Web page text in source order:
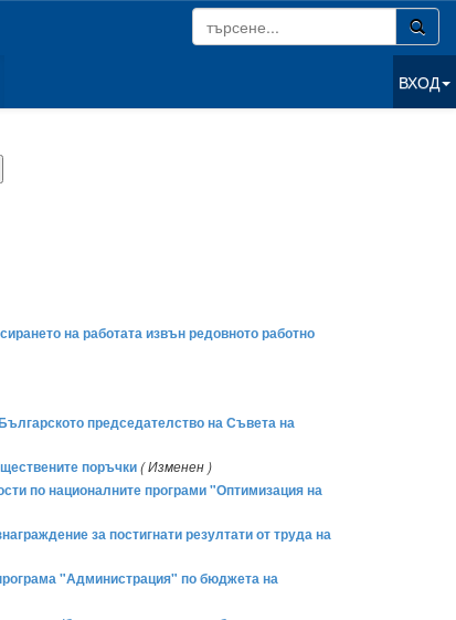
ВХОД
на работата извън редовното работно
председателство на Съвета на
поръчки( Изменен )
по националните програми "Оптимизация на
за постигнати резултати от труда на
"Администрация" по бюджета на